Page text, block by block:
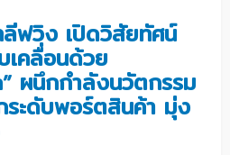
ลีฟวิง เปิดวิสัยทัศน์
คลื่อนด้วย
ผนึกกำลังนวัตกรรม
ระดับพอร์ตสินค้า มุ่ง